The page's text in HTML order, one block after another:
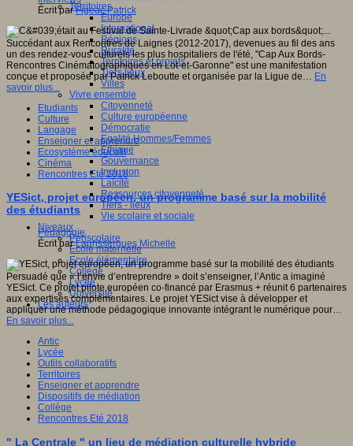
Territoires
Europe
International
Régions
Ruralité
Territoires et projets
Tiers lieux
Villes
Vivre ensemble
Citoyenneté
Culture européenne
Démocratie
Egalité Hommes/Femmes
Ethique
Gouvernance
Inclusion
Laïcité
Ressources citoyenneté
Tiers - lieux
Vie scolaire et sociale
Niveaux
Périscolaire
Ecole maternelle
Ecole élémentaire
Collège
Lycée
Université
Les auteurs
Écrit parFigeac Patrick
Succédant aux Rencontres de Laignes (2012-2017), devenues au fil des ans
un des rendez-vous culturels les plus hospitaliers de l'été, "Cap Aux Bords-
Rencontres Cinématographiques en Lot-et-Garonne" est une manifestation
conçue et proposée par Patrick Leboutte et organisée par la Ligue de… En
savoir plus...
Etudiants
Culture
Langage
Enseigner et apprendre
Ecosystème éducatif
Cinéma
Rencontres Eté 2018
YESict, projet européen, un programme basé sur la mobilité
des étudiants
Pédagogie
Écrit parLaurissergues Michelle
Persuadé que « l’envie d’entreprendre » doit s’enseigner, l’Antic a imaginé
YESict. Ce projet pilote européen co-financé par Erasmus + réunit 6 partenaires
aux expertises complémentaires. Le projet YESict vise à développer et
appliquer une méthode pédagogique innovante intégrant le numérique pour…
En savoir plus...
Antic
Lycée
Outils collaboratifs
Territoires
Enseigner et apprendre
Dispositifs de médiation
Collège
Rencontres Eté 2018
" La Centrale " un lieu de médiation culturelle hybride